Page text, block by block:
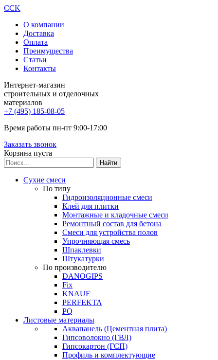
CCK
О компании
Доставка
Оплата
Преимущества
Статьи
Контакты
Интернет-магазин
строительных и отделочных
материалов
+7 (495) 185-08-05
Время работы пн-пт 9:00-17:00
Заказать звонок
Корзина пуста
Сухие смеси
По типу
Гидроизоляционные смеси
Клей для плитки
Монтажные и кладочные смеси
Ремонтный состав для бетона
Смеси для устройства полов
Упрочняющая смесь
Шпаклевки
Штукатурки
По производителю
DANOGIPS
Fix
KNAUF
PERFEKTA
PQ
Листовые материалы
Аквапанель (Цементная плита)
Гипсоволокно (ГВЛ)
Гипсокартон (ГСП)
Профиль и комплектующие